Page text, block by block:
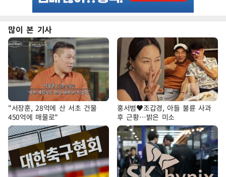
많이 본 기사
"서장훈, 28억에 산 서초 건물
450억에 매물로"
홍서범♥조갑경, 아들 불륜 사과
후 근황…밝은 미소